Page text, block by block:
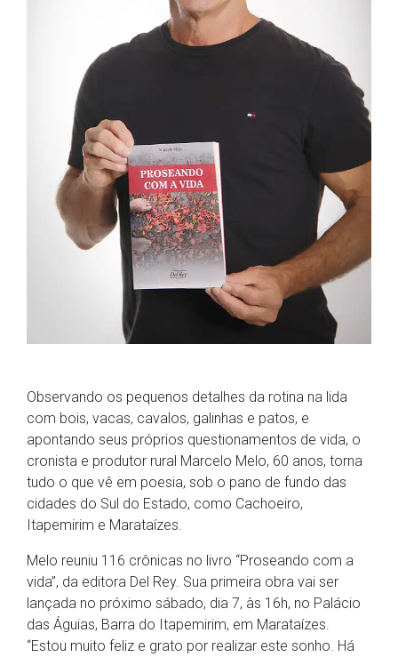
Observando os pequenos detalhes da rotina na lida
com bois, vacas, cavalos, galinhas e patos, e
apontando seus próprios questionamentos de vida, o
cronista e produtor rural Marcelo Melo, 60 anos, torna
tudo o que vê em poesia, sob o pano de fundo das
cidades do Sul do Estado, como Cachoeiro,
Itapemirim e Marataízes.
Melo reuniu 116 crônicas no livro “Proseando com a
vida”, da editora Del Rey. Sua primeira obra vai ser
lançada no próximo sábado, dia 7, às 16h, no Palácio
das Águias, Barra do Itapemirim, em Marataízes.
“Estou muito feliz e grato por realizar este sonho. Há